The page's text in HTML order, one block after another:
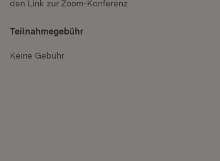
den Link zur Zoom-Konferenz
Teilnahmegebühr
Keine Gebühr